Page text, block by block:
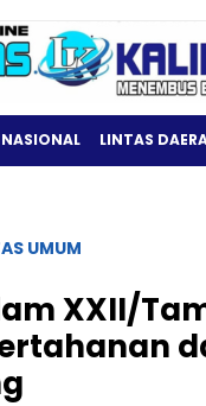
LINTAS
UMUM
XXII/